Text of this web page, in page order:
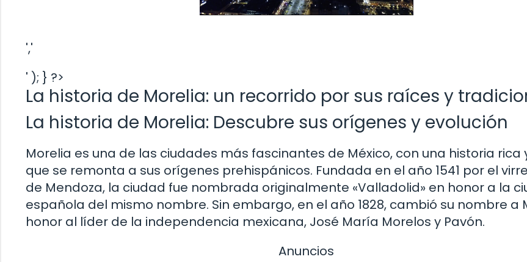
','
' ); } ?>
La historia de Morelia: un recorrido por sus raíces y
La historia de Morelia: Descubre sus orígenes y evolución
Morelia es una de las ciudades más fascinantes de México, con una historia rica
que se remonta a sus orígenes prehispánicos. Fundada en el año 1541 por el
de Mendoza, la ciudad fue nombrada originalmente «Valladolid» en honor a la
española del mismo nombre. Sin embargo, en el año 1828, cambió su nombre a
honor al líder de la independencia mexicana, José María Morelos y Pavón.
Anuncios